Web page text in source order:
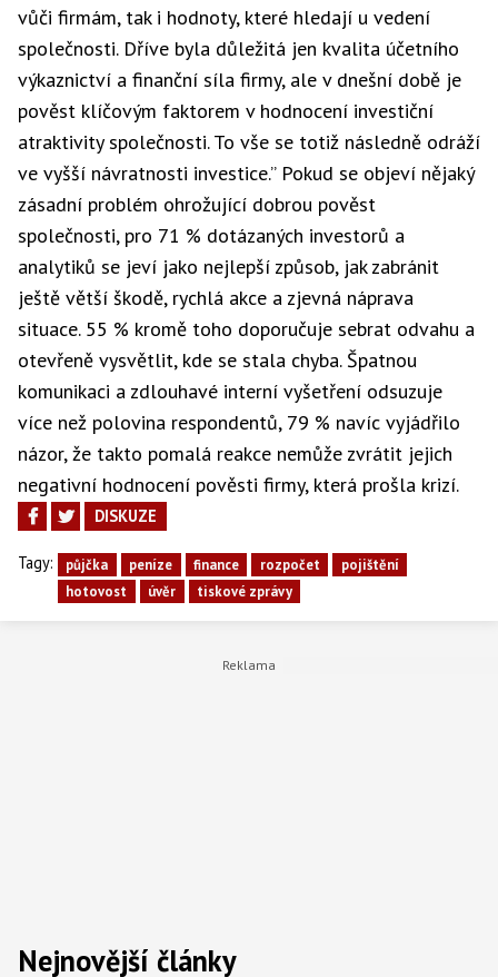
vůči firmám, tak i hodnoty, které hledají u vedení
společnosti. Dříve byla důležitá jen kvalita účetního
výkaznictví a finanční síla firmy, ale v dnešní době je
pověst klíčovým faktorem v hodnocení investiční
atraktivity společnosti. To vše se totiž následně odráží
ve vyšší návratnosti investice.” Pokud se objeví nějaký
zásadní problém ohrožující dobrou pověst
společnosti, pro 71 % dotázaných investorů a
analytiků se jeví jako nejlepší způsob, jak zabránit
ještě větší škodě, rychlá akce a zjevná náprava
situace. 55 % kromě toho doporučuje sebrat odvahu a
otevřeně vysvětlit, kde se stala chyba. Špatnou
komunikaci a zdlouhavé interní vyšetření odsuzuje
více než polovina respondentů, 79 % navíc vyjádřilo
názor, že takto pomalá reakce nemůže zvrátit jejich
negativní hodnocení pověsti firmy, která prošla krizí.
DISKUZE
Tagy: půjčka peníze finance rozpočet
pojištění
hotovost
úvěr tiskové zprávy
Nejnovější články